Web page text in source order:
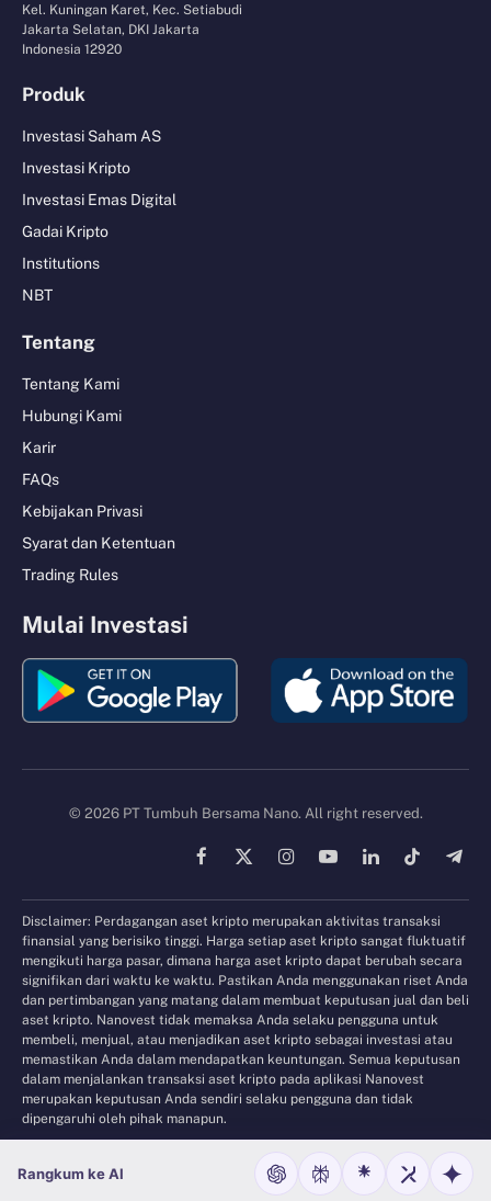
Kel. Kuningan Karet, Kec. Setiabudi
Jakarta Selatan, DKI Jakarta
Indonesia 12920
Produk
Investasi Saham AS
Investasi Kripto
Investasi Emas Digital
Gadai Kripto
Institutions
NBT
Tentang
Tentang Kami
Hubungi Kami
Karir
FAQs
Kebijakan Privasi
Syarat dan Ketentuan
Trading Rules
Mulai Investasi
© 2026 PT Tumbuh Bersama Nano. All right reserved.
Facebook
X
InstagramYouTubeLinkedInTikTok
Disclaimer: Perdagangan aset kripto merupakan aktivitas transaksi
finansial yang berisiko tinggi. Harga setiap aset kripto sangat fluktuatif
mengikuti harga pasar, dimana harga aset kripto dapat berubah secara
signifikan dari waktu ke waktu. Pastikan Anda menggunakan riset Anda
dan pertimbangan yang matang dalam membuat keputusan jual dan beli
aset kripto. Nanovest tidak memaksa Anda selaku pengguna untuk
membeli, menjual, atau menjadikan aset kripto sebagai investasi atau
memastikan Anda dalam mendapatkan keuntungan. Semua keputusan
dalam menjalankan transaksi aset kripto pada aplikasi Nanovest
merupakan keputusan Anda sendiri selaku pengguna dan tidak
dipengaruhi oleh pihak manapun.
Rangkum ke AI